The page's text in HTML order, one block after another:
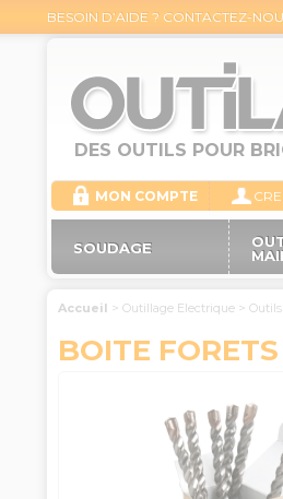
BESOIN D’AIDE ? CONTACTEZ-
DES OUTILS POUR
MON COMPTE
SOUDAGE
Accueil > Outillage Electrique >
BOITE